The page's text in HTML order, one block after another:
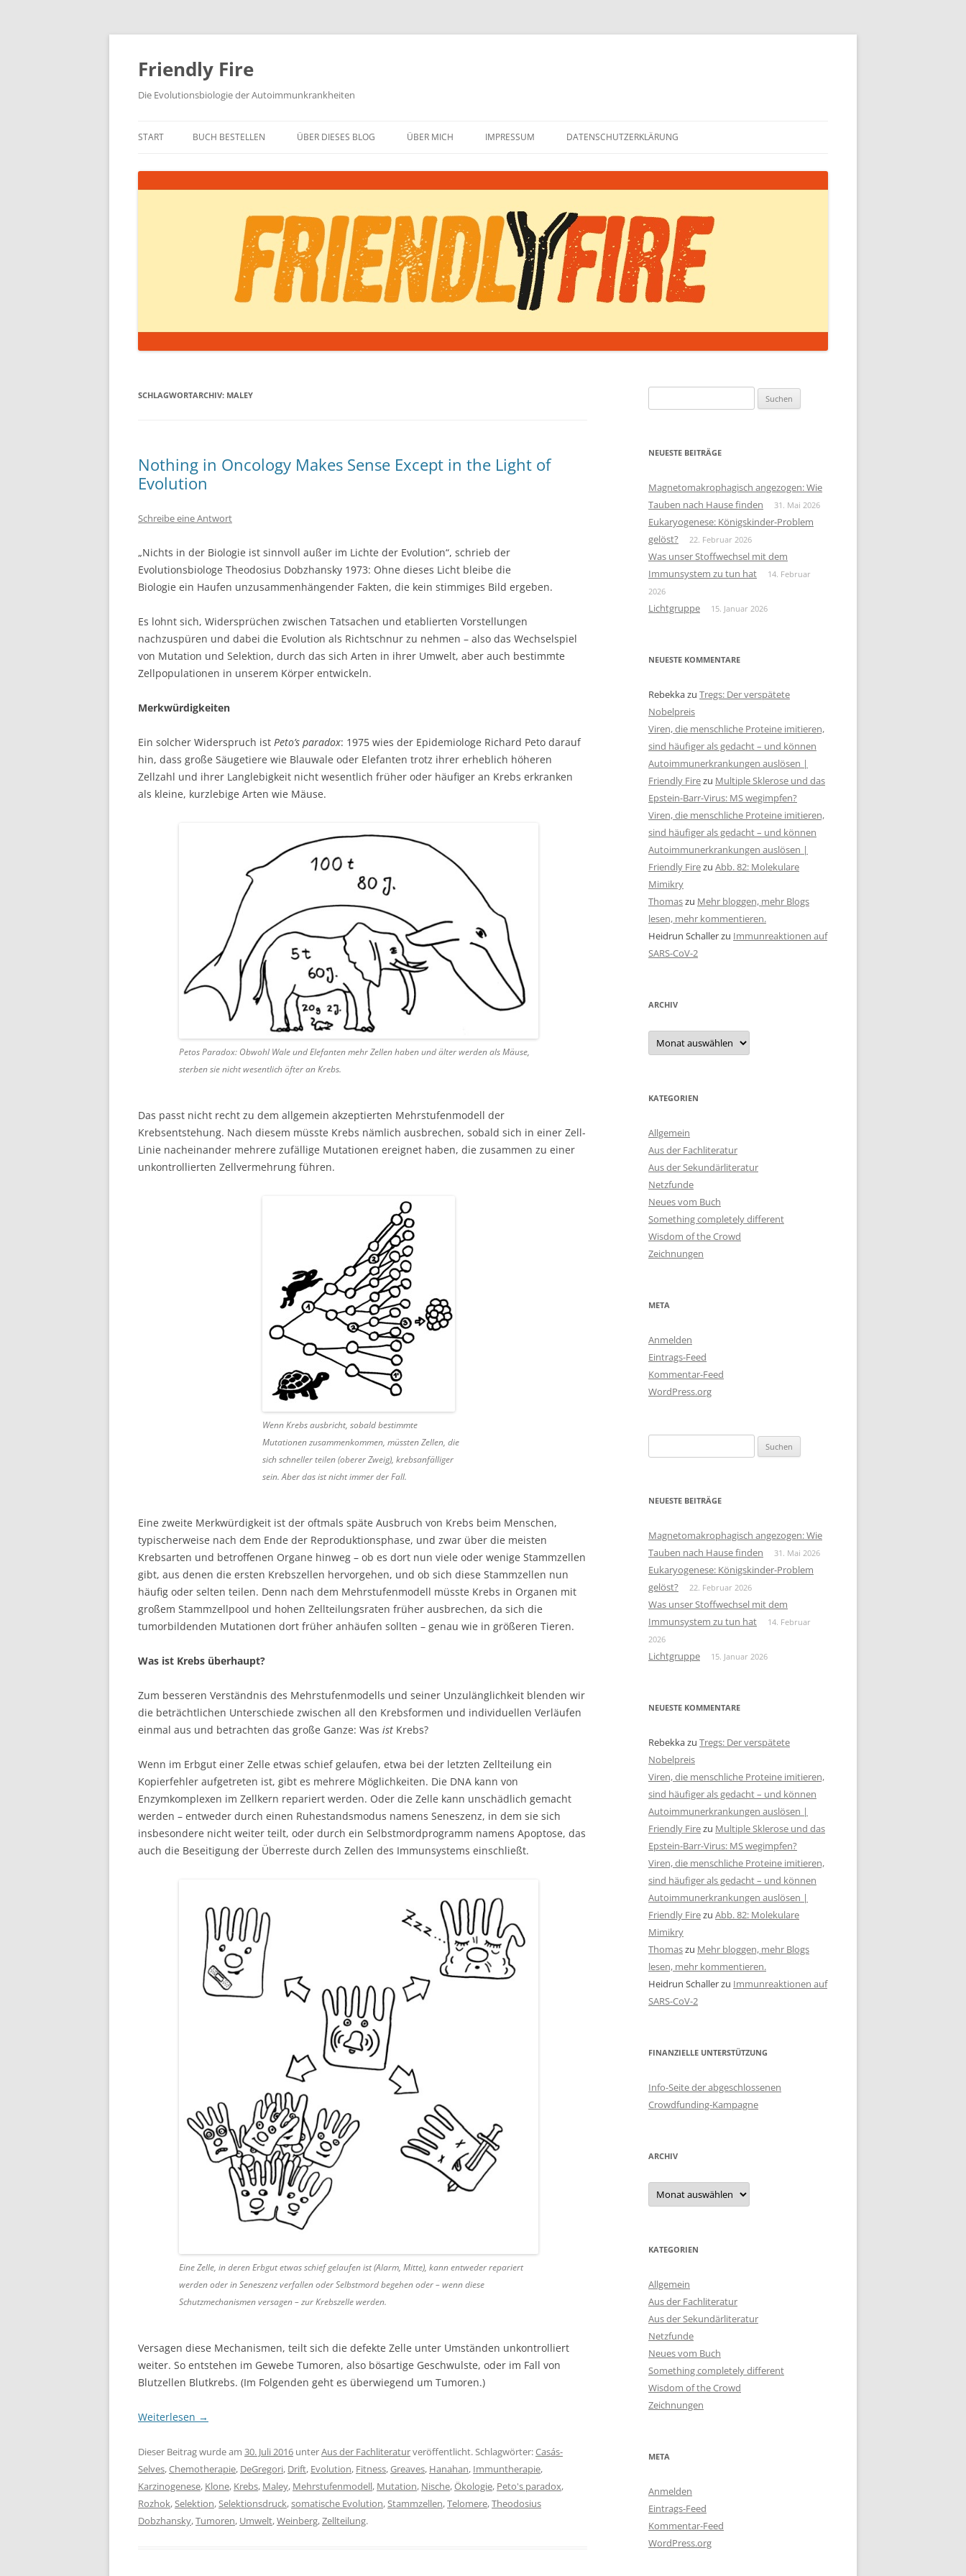
Zum
springen
Friendly Fire
Die Evolutionsbiologie der Autoimmunkrankheiten
START BUCH BESTELLEN ÜBER DIESES BLOG ÜBER MICH IMPRESSUM DATENSCHUTZERKLÄRUNG
SCHLAGWORTARCHIV: MALEY
Nothing in Oncology Makes Sense Except in the Light of
Evolution
Schreibe eine Antwort
„Nichts in der Biologie ist sinnvoll außer im Lichte der Evolution“, schrieb der
Evolutionsbiologe Theodosius Dobzhansky 1973: Ohne dieses Licht bleibe die
Biologie ein Haufen unzusammenhängender Fakten, die kein stimmiges Bild ergeben.
Es lohnt sich, Widersprüchen zwischen Tatsachen und etablierten Vorstellungen
nachzuspüren und dabei die Evolution als Richtschnur zu nehmen – also das Wechselspiel
von Mutation und Selektion, durch das sich Arten in ihrer Umwelt, aber auch bestimmte
Zellpopulationen in unserem Körper entwickeln.
Merkwürdigkeiten
Ein solcher Widerspruch ist Peto’s paradox: 1975 wies der Epidemiologe Richard Peto darauf
hin, dass große Säugetiere wie Blauwale oder Elefanten trotz ihrer erheblich höheren
Zellzahl und ihrer Langlebigkeit nicht wesentlich früher oder häufiger an Krebs erkranken
als kleine, kurzlebige Arten wie Mäuse.
Petos Paradox: Obwohl Wale und Elefanten mehr Zellen haben und älter werden als Mäuse,
sterben sie nicht wesentlich öfter an Krebs.
Das passt nicht recht zu dem allgemein akzeptierten Mehrstufenmodell der
Krebsentstehung. Nach diesem müsste Krebs nämlich ausbrechen, sobald sich in einer Zell-
Linie nacheinander mehrere zufällige Mutationen ereignet haben, die zusammen zu einer
unkontrollierten Zellvermehrung führen.
Wenn Krebs ausbricht, sobald bestimmte
Mutationen zusammenkommen, müssten Zellen, die
sich schneller teilen (oberer Zweig), krebsanfälliger
sein. Aber das ist nicht immer der Fall.
Eine zweite Merkwürdigkeit ist der oftmals späte Ausbruch von Krebs beim Menschen,
typischerweise nach dem Ende der Reproduktionsphase, und zwar über die meisten
Krebsarten und betroffenen Organe hinweg – ob es dort nun viele oder wenige Stammzellen
gibt, aus denen die ersten Krebszellen hervorgehen, und ob sich diese Stammzellen nun
häufig oder selten teilen. Denn nach dem Mehrstufenmodell müsste Krebs in Organen mit
großem Stammzellpool und hohen Zellteilungsraten früher ausbrechen, da sich die
tumorbildenden Mutationen dort früher anhäufen sollten – genau wie in größeren Tieren.
Was ist Krebs überhaupt?
Zum besseren Verständnis des Mehrstufenmodells und seiner Unzulänglichkeit blenden wir
die beträchtlichen Unterschiede zwischen all den Krebsformen und individuellen Verläufen
einmal aus und betrachten das große Ganze: Was ist Krebs?
Wenn im Erbgut einer Zelle etwas schief gelaufen, etwa bei der letzten Zellteilung ein
Kopierfehler aufgetreten ist, gibt es mehrere Möglichkeiten. Die DNA kann von
Enzymkomplexen im Zellkern repariert werden. Oder die Zelle kann unschädlich gemacht
werden – entweder durch einen Ruhestandsmodus namens Seneszenz, in dem sie sich
insbesondere nicht weiter teilt, oder durch ein Selbstmordprogramm namens Apoptose, das
auch die Beseitigung der Überreste durch Zellen des Immunsystems einschließt.
Eine Zelle, in deren Erbgut etwas schief gelaufen ist (Alarm, Mitte), kann entweder repariert
werden oder in Seneszenz verfallen oder Selbstmord begehen oder – wenn diese
Schutzmechanismen versagen – zur Krebszelle werden.
Versagen diese Mechanismen, teilt sich die defekte Zelle unter Umständen unkontrolliert
weiter. So entstehen im Gewebe Tumoren, also bösartige Geschwulste, oder im Fall von
Blutzellen Blutkrebs. (Im Folgenden geht es überwiegend um Tumoren.)
Weiterlesen →
Dieser Beitrag wurde am 30. Juli 2016 unterAus der Fachliteraturveröffentlicht. Schlagwörter:Casás-
Selves,Chemotherapie, DeGregori, Drift, Evolution, Fitness,Greaves, Hanahan, Immuntherapie,
Karzinogenese, Klone, Krebs, Maley, Mehrstufenmodell, Mutation, Nische,Ökologie, Peto's paradox,
Rozhok,Selektion,Selektionsdruck,somatische Evolution,Stammzellen,Telomere,Theodosius
Dobzhansky,Tumoren, Umwelt,Weinberg,Zellteilung.
nach:
NEUESTE BEITRÄGE
Magnetomakrophagisch angezogen: Wie
Tauben nach Hause finden
31. Mai 2026
Eukaryogenese: Königskinder-Problem
gelöst?
22. Februar 2026
Was unser Stoffwechsel mit dem
Immunsystem zu tun hat
14. Februar
2026
Lichtgruppe 15. Januar 2026
NEUESTE KOMMENTARE
Rebekkazu Tregs: Der verspätete
Nobelpreis
Viren, die menschliche Proteine imitieren,
sind häufiger als gedacht – und können
Autoimmunerkrankungen auslösen |
Friendly Firezu Multiple Sklerose und das
Epstein-Barr-Virus: MS wegimpfen?
Viren, die menschliche Proteine imitieren,
sind häufiger als gedacht – und können
Autoimmunerkrankungen auslösen |
Friendly Firezu Abb. 82: Molekulare
Mimikry
Thomaszu Mehr bloggen, mehr Blogs
lesen, mehr kommentieren.
Heidrun Schallerzu Immunreaktionen auf
SARS-CoV-2
ARCHIV
Archiv
KATEGORIEN
Allgemein
Aus der Fachliteratur
Aus der Sekundärliteratur
Netzfunde
Neues vom Buch
Something completely different
Wisdom of the Crowd
Zeichnungen
META
Anmelden
Eintrags-Feed
Kommentar-Feed
WordPress.org
nach:
NEUESTE BEITRÄGE
Magnetomakrophagisch angezogen: Wie
Tauben nach Hause finden
31. Mai 2026
Eukaryogenese: Königskinder-Problem
gelöst?
22. Februar 2026
Was unser Stoffwechsel mit dem
Immunsystem zu tun hat
14. Februar
2026
Lichtgruppe 15. Januar 2026
NEUESTE KOMMENTARE
Rebekkazu Tregs: Der verspätete
Nobelpreis
Viren, die menschliche Proteine imitieren,
sind häufiger als gedacht – und können
Autoimmunerkrankungen auslösen |
Friendly Firezu Multiple Sklerose und das
Epstein-Barr-Virus: MS wegimpfen?
Viren, die menschliche Proteine imitieren,
sind häufiger als gedacht – und können
Autoimmunerkrankungen auslösen |
Friendly Firezu Abb. 82: Molekulare
Mimikry
Thomaszu Mehr bloggen, mehr Blogs
lesen, mehr kommentieren.
Heidrun Schallerzu Immunreaktionen auf
SARS-CoV-2
FINANZIELLE UNTERSTÜTZUNG
Info-Seite der abgeschlossenen
Crowdfunding-Kampagne
ARCHIV
Archiv
KATEGORIEN
Allgemein
Aus der Fachliteratur
Aus der Sekundärliteratur
Netzfunde
Neues vom Buch
Something completely different
Wisdom of the Crowd
Zeichnungen
META
Anmelden
Eintrags-Feed
Kommentar-Feed
WordPress.org